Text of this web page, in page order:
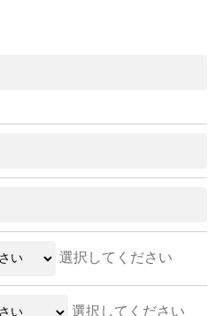
選択してください
選択してください